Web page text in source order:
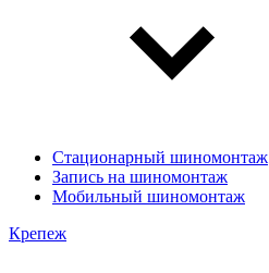
Стационарный шиномонтаж
Запись на шиномонтаж
Мобильный шиномонтаж
Крепеж